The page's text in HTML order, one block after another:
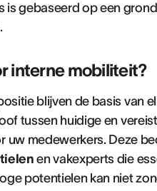
is gebaseerd op een
interne mobiliteit?
blijven de basis van
tussen huidige en
uw medewerkers. Deze
en vakexperts die
potentielen kan niet